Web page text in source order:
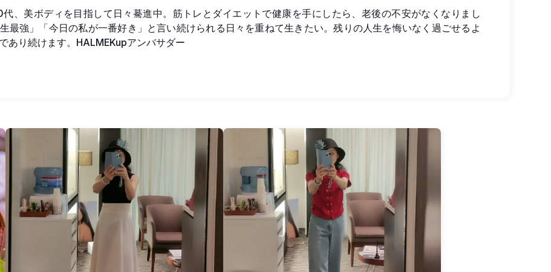
、美ボディを目指して日々驀進中。筋トレとダイエットで健康を手にしたら、老後の不安がなくなりまし
最強」「今日の私が一番好き」と言い続けられる日々を重ねて生きたい。残りの人生を悔いなく過ごせるよ
あり続けます。HALMEKupアンバサダー